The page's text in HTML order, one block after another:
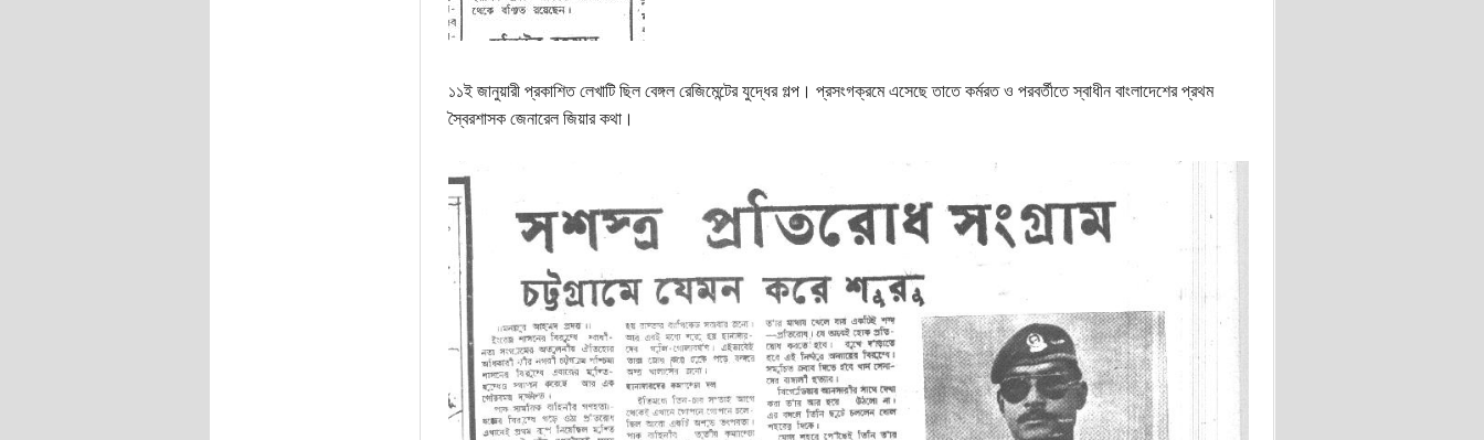
১১ই জানুয়ারী প্রকাশিত লেখাটি ছিল বেঙ্গল রেজিমেন্টের যুদ্ধের গল্প। প্রসংগক্রমে এসেছে তাতে কর্মরত ও পরবর্তীতে স্বাধীন বাংলাদেশের প্রথম
স্বৈরশাসক জেনারেল জিয়ার কথা।